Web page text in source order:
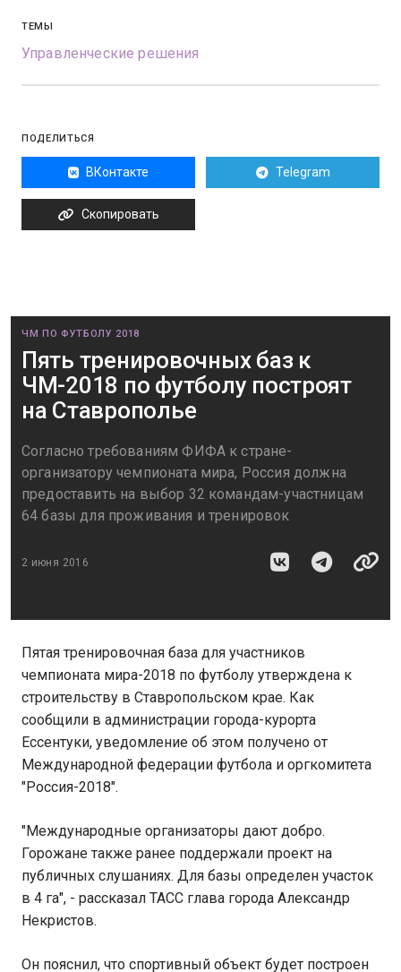
ТЕМЫ
Управленческие решения
ПОДЕЛИТЬСЯ
ВКонтакте Telegram
Скопировать
ЧМ ПО ФУТБОЛУ 2018
Пять тренировочных баз к
ЧМ-2018 по футболу построят
на Ставрополье
Согласно требованиям ФИФА к стране-
организатору чемпионата мира, Россия должна
предоставить на выбор 32 командам-участницам
64 базы для проживания и тренировок
2 июня 2016
Пятая тренировочная база для участников
чемпионата мира-2018 по футболу утверждена к
строительству в Ставропольском крае. Как
сообщили в администрации города-курорта
Ессентуки, уведомление об этом получено от
Международной федерации футбола и оргкомитета
"Россия-2018".
"Международные организаторы дают добро.
Горожане также ранее поддержали проект на
публичных слушаниях. Для базы определен участок
в 4 га", - рассказал ТАСС глава города Александр
Некристов.
Он пояснил, что спортивный объект будет построен